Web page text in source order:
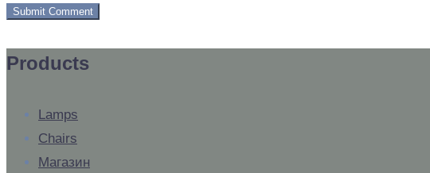
Products
Lamps
Chairs
Магазин